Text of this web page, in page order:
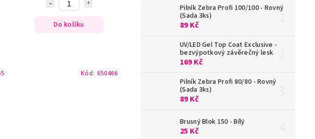
Pilník Zebra Profi 100/100 - Rovný
(Sada 3ks)
89 Kč
UV/LED Gel Top Coat Exclusive -
bezvýpotkový závěrečný lesk
169 Kč
Pilník Zebra Profi 80/80 - Rovný
(Sada 3ks)
89 Kč
Brusný Blok 150 - Bílý
25 Kč
Do košíku
Kód: 650466